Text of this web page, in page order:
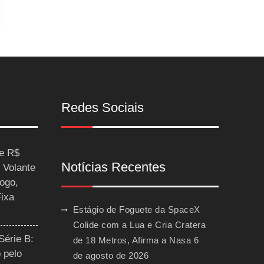
R$
B:
pelo
Redes Sociais
Notícias Recentes
Estágio de Foguete da SpaceX
Colide com a Lua e Cria Cratera
de 18 Metros, Afirma a Nasa 6
de agosto de 2026